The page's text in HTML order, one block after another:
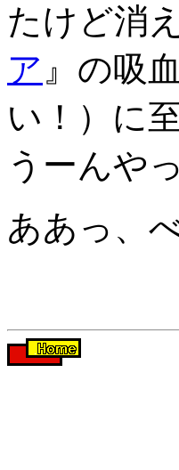
たけど消
ア 』の吸
い！）に
うーんや
ああっ、